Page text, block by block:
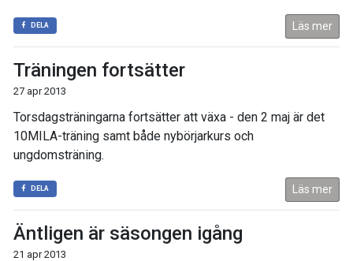
DELA Läs mer
Träningen fortsätter
27 apr 2013
Torsdagsträningarna fortsätter att växa - den 2 maj är det
10MILA-träning samt både nybörjarkurs och
ungdomsträning.
DELA Läs mer
Äntligen är säsongen igång
21 apr 2013